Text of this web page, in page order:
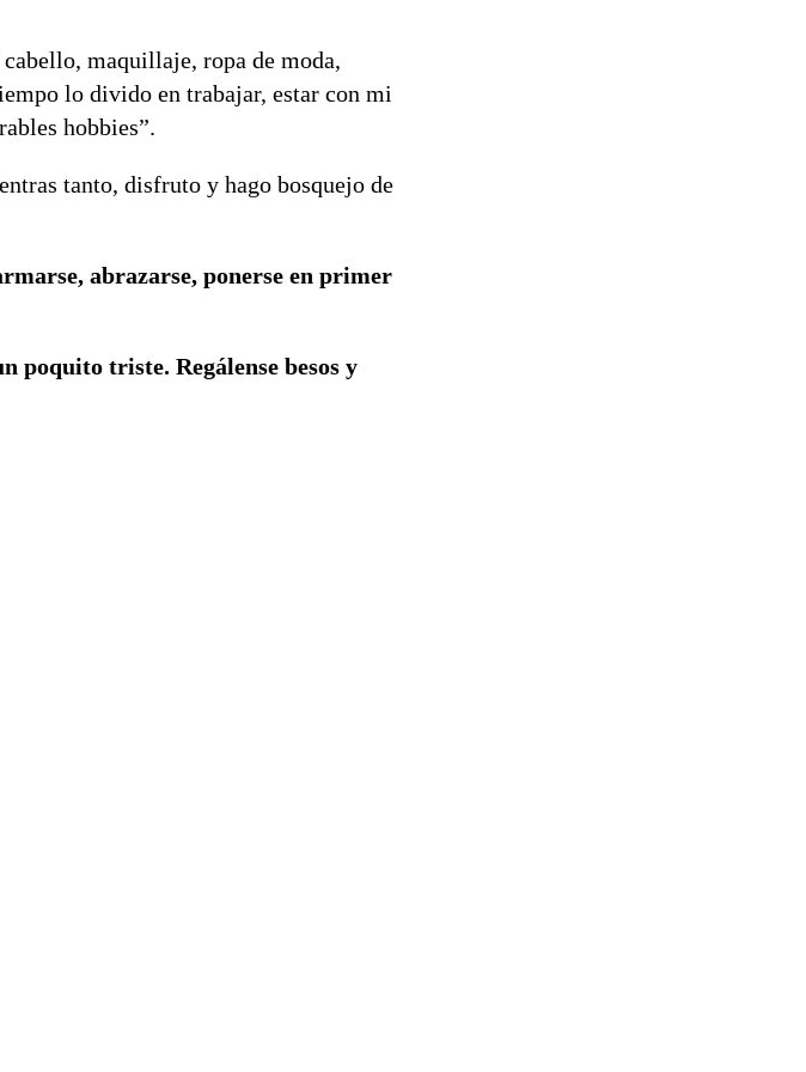
maquillaje, ropa de moda,
lo divido en trabajar, estar con mi
hobbies”.
tanto, disfruto y hago bosquejo de
abrazarse, ponerse en primer
poquito triste. Regálense besos y